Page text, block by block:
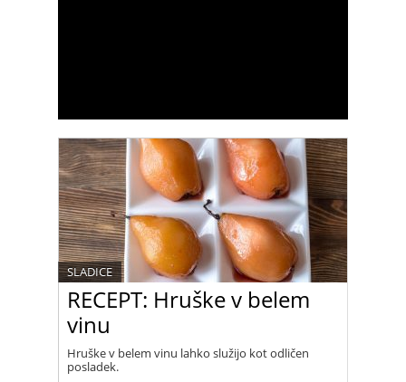
RECEPT: Hruške v belem
vinu
SLADICE
Hruške v belem vinu lahko služijo kot odličen
posladek.